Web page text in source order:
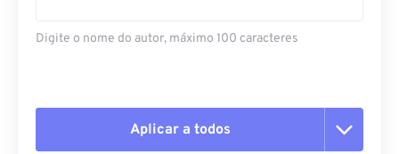
Digite o nome do autor, máximo 100 caracteres
Aplicar a todos